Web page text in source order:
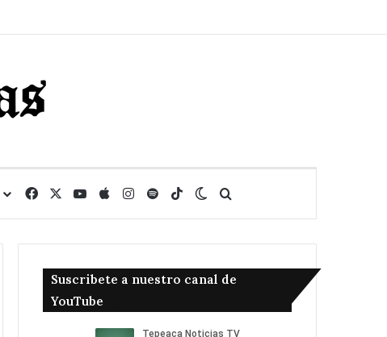
FacebookYouTube
AppleInstagram
SpotifyTikTokSwitch skin
Suscribete a nuestro canal de
YouTube